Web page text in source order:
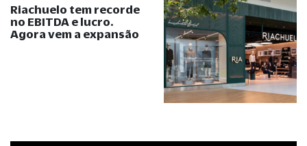
Riachuelo tem recorde
no EBITDA e lucro.
Agora vem a expansão